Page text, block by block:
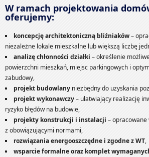
W ramach projektowania
oferujemy:
koncepcję architektoniczną bliźniaków–
niezależne lokale mieszkalne lub większą liczbę
analizę chłonności działki – określenie
powierzchni mieszkań, miejsc parkingowych i
zabudowy,
projekt budowlany niezbędny do uzyskania
projekt wykonawczy– ułatwiający realizację
ryzyko błędów na budowie,
projekty konstrukcji i instalacji – opracowane
z obowiązującymi normami,
rozwiązania energooszczędne i zgodne z WT,
wsparcie formalne oraz komplet